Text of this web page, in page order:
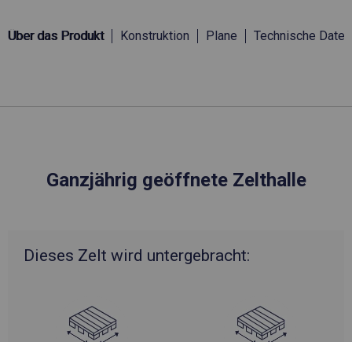
Über das Produkt Konstruktion Plane Technische Daten
Ganzjährig geöffnete Zelthalle
Dieses Zelt wird untergebracht: